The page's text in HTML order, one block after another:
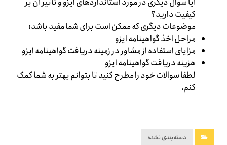
کیفیت دارید؟
موضوعات دیگری که ممکن است برای شما مفید باشد:
مراحل اخذ گواهینامه ایزو
مزایای استفاده از مشاور در زمینه دریافت گواهینامه ایزو
هزینه دریافت گواهینامه ایزو
لطفا سوالات خود را مطرح کنید تا بتوانم بهتر به شما کمک
کنم.
دسته‌بندی نشده